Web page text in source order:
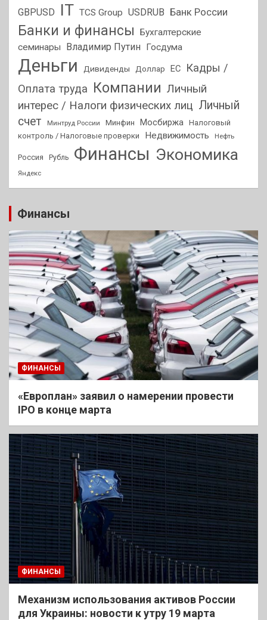
GBPUSD IT TCS Group USDRUB Банк России
Банки и финансы
Бухгалтерские
семинары
Владимир Путин Госдума
Деньги Дивиденды Доллар ЕС
Кадры /
Оплата труда Компании Личный
интерес / Налоги физических лиц Личный
счет
Минтруд России Минфин Мосбиржа Налоговый
контроль / Налоговые проверки
Недвижимость Нефть
Россия Рубль Финансы Экономика
Яндекс
Финансы
ФИНАНСЫ
«Европлан» заявил о намерении провести
IPO в конце марта
ФИНАНСЫ
Механизм использования активов России
для Украины: новости к утру 19 марта